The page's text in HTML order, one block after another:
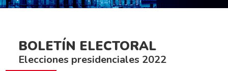
BOLETÍN ELECTORAL
Elecciones presidenciales 2022